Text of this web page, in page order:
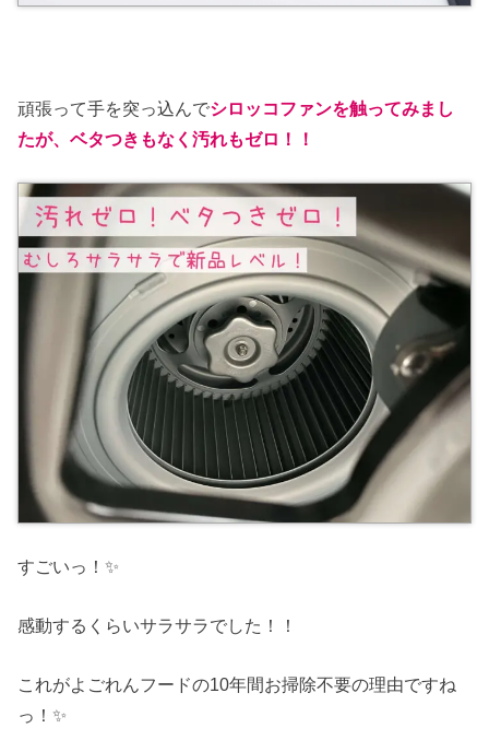
頑張って手を突っ込んでシロッコファンを触ってみまし
たが、ベタつきもなく汚れもゼロ！！
すごいっ！✨
感動するくらいサラサラでした！！
これがよごれんフードの10年間お掃除不要の理由ですね
っ！✨